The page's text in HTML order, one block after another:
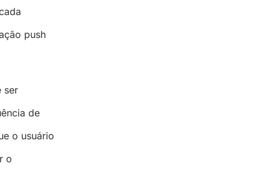
push
ser
de
o usuário
o